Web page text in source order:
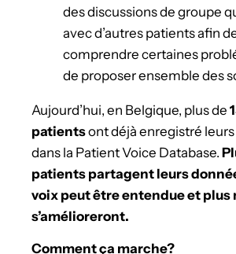
des discussions de groupe
avec d’autres patients afin
comprendre certaines
de proposer ensemble des
Aujourd’hui, en Belgique, plus de
patientsont déjà enregistré
dans la Patient Voice Database.
patients partagent leurs
voix peut être entendue et plus
s’amélioreront.
Comment ça marche?